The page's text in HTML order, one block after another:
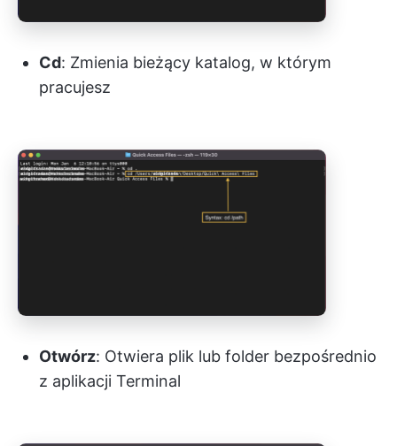
Cd: Zmienia bieżący katalog, w którym
pracujesz
Otwórz: Otwiera plik lub folder bezpośrednio
z aplikacji Terminal